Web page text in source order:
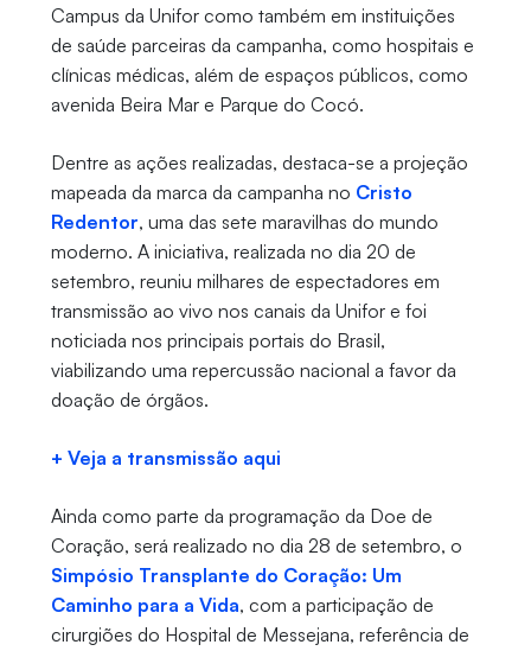
Campus da Unifor como também em instituições
de saúde parceiras da campanha, como hospitais e
clínicas médicas, além de espaços públicos, como
avenida Beira Mar e Parque do Cocó.
Dentre as ações realizadas, destaca-se a projeção
mapeada da marca da campanha no Cristo
Redentor, uma das sete maravilhas do mundo
moderno. A iniciativa, realizada no dia 20 de
setembro, reuniu milhares de espectadores em
transmissão ao vivo nos canais da Unifor e foi
noticiada nos principais portais do Brasil,
viabilizando uma repercussão nacional a favor da
doação de órgãos.
+ Veja a transmissão aqui
Ainda como parte da programação da Doe de
Coração, será realizado no dia 28 de setembro, o
Simpósio Transplante do Coração: Um
Caminho para a Vida, com a participação de
cirurgiões do Hospital de Messejana, referência de